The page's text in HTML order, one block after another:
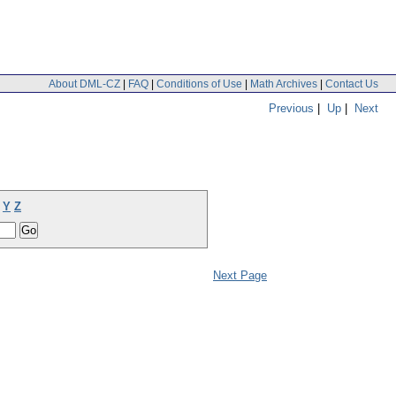
About DML-CZ | FAQ | Conditions of Use | Math Archives | Contact Us
Previous | Up | Next
Y Z
Next Page